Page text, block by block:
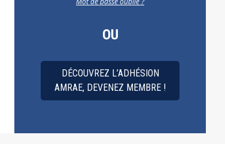
OU
DÉCOUVREZ L’ADHÉSION
AMRAE, DEVENEZ MEMBRE !